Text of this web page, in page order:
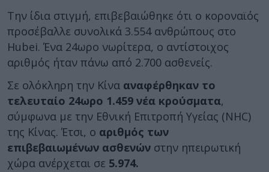
Την ίδια στιγμή, επιβεβαιώθηκε ότι ο κοροναϊός
προσέβαλλε συνολικά 3.554 ανθρώπους στο
Hubei. Ένα 24ωρο νωρίτερα, ο αντίστοιχος
αριθμός ήταν πάνω από 2.700 ασθενείς.
Σε ολόκληρη την Κίνα αναφέρθηκαν το
τελευταίο 24ωρο 1.459 νέα κρούσματα,
σύμφωνα με την Εθνική Επιτροπή Υγείας (NHC)
της Κίνας. Έτσι, ο αριθμός των
επιβεβαιωμένων ασθενών στην ηπειρωτική
χώρα ανέρχεται σε 5.974.